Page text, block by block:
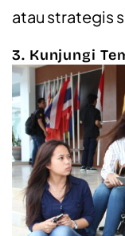
atau strategis
3. Kunjungi